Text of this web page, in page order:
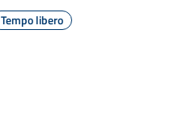
Tempo libero